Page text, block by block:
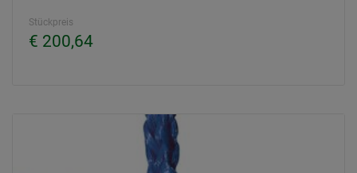
Stückpreis
€ 200,64